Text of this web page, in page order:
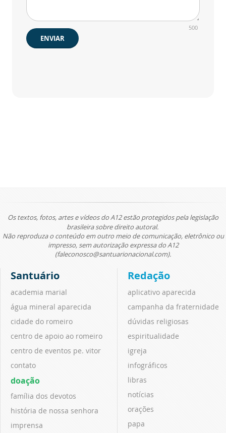
500
ENVIAR
Os textos, fotos, artes e vídeos do A12 estão protegidos pela legislação
brasileira sobre direito autoral.
Não reproduza o conteúdo em outro meio de comunicação, eletrônico ou
impresso, sem autorização expressa do A12
(faleconosco@santuarionacional.com).
Santuário
academia marial
água mineral aparecida
cidade do romeiro
centro de apoio ao romeiro
centro de eventos pe. vitor
contato
doação
família dos devotos
história de nossa senhora
imprensa
Redação
aplicativo aparecida
campanha da fraternidade
dúvidas religiosas
espiritualidade
igreja
infográficos
libras
notícias
orações
papa